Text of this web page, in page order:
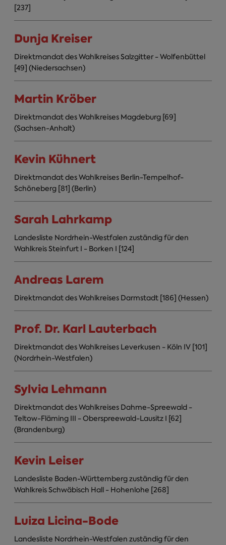
[237]
Dunja Kreiser
Direktmandat des Wahlkreises Salzgitter - Wolfenbüttel
[49] (Niedersachsen)
Martin Kröber
Direktmandat des Wahlkreises Magdeburg [69]
(Sachsen-Anhalt)
Kevin Kühnert
Direktmandat des Wahlkreises Berlin-Tempelhof-
Schöneberg [81] (Berlin)
Sarah Lahrkamp
Landesliste Nordrhein-Westfalen zuständig für den
Wahlkreis Steinfurt I - Borken I [124]
Andreas Larem
Direktmandat des Wahlkreises Darmstadt [186] (Hessen)
Prof. Dr. Karl Lauterbach
Direktmandat des Wahlkreises Leverkusen - Köln IV [101]
(Nordrhein-Westfalen)
Sylvia Lehmann
Direktmandat des Wahlkreises Dahme-Spreewald -
Teltow-Fläming III - Oberspreewald-Lausitz I [62]
(Brandenburg)
Kevin Leiser
Landesliste Baden-Württemberg zuständig für den
Wahlkreis Schwäbisch Hall - Hohenlohe [268]
Luiza Licina-Bode
Landesliste Nordrhein-Westfalen zuständig für den